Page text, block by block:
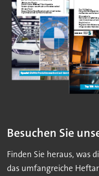
Besuchen Sie
Finden Sie heraus, was
das umfangreiche